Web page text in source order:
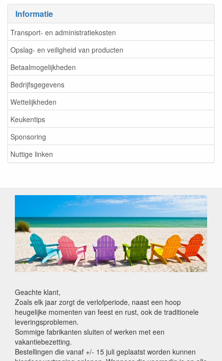
Informatie
Transport- en administratiekosten
Opslag- en veiligheid van producten
Betaalmogelijkheden
Bedrijfsgegevens
Wettelijkheden
Keukentips
Sponsoring
Nuttige linken
Geachte klant,
Zoals elk jaar zorgt de verlofperiode, naast een hoop
heugelijke momenten van feest en rust, ook de traditionele
leveringsproblemen.
Sommige fabrikanten sluiten of werken met een
vakantiebezetting.
Bestellingen die vanaf +/- 15 juli geplaatst worden kunnen